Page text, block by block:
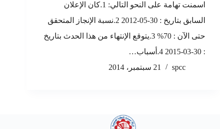
اسمنت تهامة على النحو التالي: 1.كان الإعلان
السابق بتاريخ : 30-05-2012 2.نسبة الإنجاز المتحقق
حتى الآن : 70% 3.يتوقع الإنتهاء من هذا الحدث بتاريخ
: 30-03-2015 4.أسباب…
spcc
21 سبتمبر، 2014